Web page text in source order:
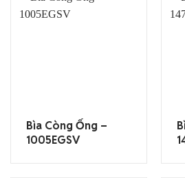
Bìa Còng Ống –
1005EGSV